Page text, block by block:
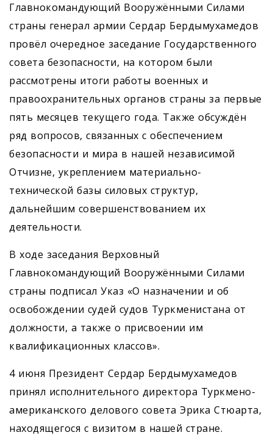
Главнокомандующий Воо­ружёнными Силами
страны генерал армии Сердар Бердымухамедов
провёл очередное заседание Государственного
совета безопасности, на котором были
рассмотрены итоги работы военных и
правоохранительных органов страны за первые
пять месяцев текущего года. Также обсуждён
ряд вопросов, связанных с обеспечением
безопасности и мира в нашей независимой
Отчизне, укреплением материально-
технической базы силовых структур,
дальнейшим совершенствованием их
деятельности.
В ходе заседания Верховный
Главнокомандующий Вооружёнными Силами
страны подписал Указ «О назначении и об
освобождении судей судов Туркменистана от
должности, а также о присвоении им
квалификационных классов».
4 июня Президент Сердар Бердымухамедов
принял исполнительного директора Туркмено-
американского делового совета Эрика Стюарта,
находящегося с визитом в нашей стране.